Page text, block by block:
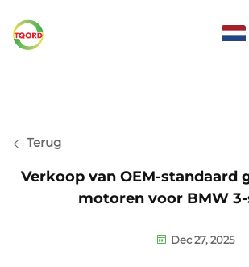
Terug
Verkoop van OEM-standaard
motoren voor BMW
Dec 27, 2025